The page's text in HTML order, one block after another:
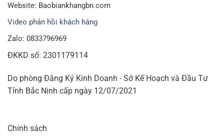
Website: Baobiankhangbn.com
Video phản hồi khách hàng
Zalo: 0833796969
ĐKKD số: 2301179114
Do phòng Đăng Ký Kinh Doanh - Sở Kế Hoạch và Đầu Tư
Tỉnh Bắc Ninh cấp ngày 12/07/2021
Chính sách